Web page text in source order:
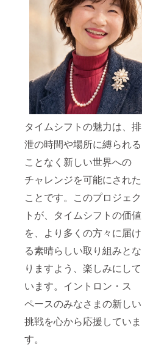
タイムシフトの魅力は、排
泄の時間や場所に縛られる
ことなく新しい世界への
チャレンジを可能にされた
ことです。このプロジェク
トが、タイムシフトの価値
を、より多くの方々に届け
る素晴らしい取り組みとな
りますよう、楽しみにして
います。イントロン・ス
ペースのみなさまの新しい
挑戦を心から応援していま
す。